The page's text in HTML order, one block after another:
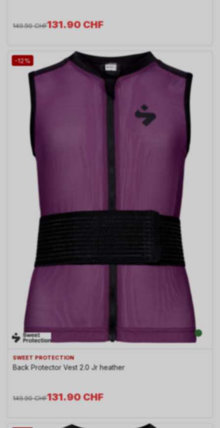
131.90CHF
149.90 CHF
-12%
SWEET PROTECTION
Back Protector Vest 2.0 Jr heather
131.90CHF
149.90 CHF